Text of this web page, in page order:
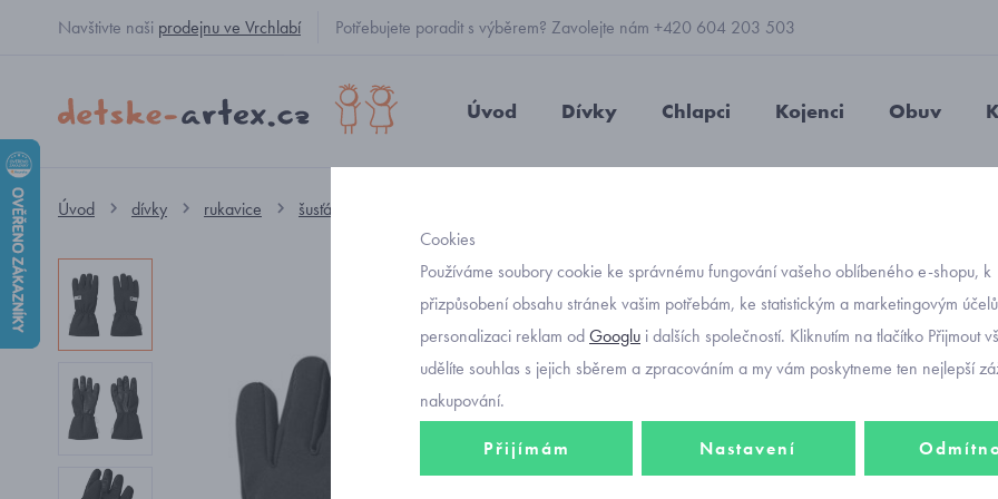
Navštivte naši prodejnu ve Vrchlabí Potřebujete poradit s výběrem? Zavolejte nám +420 604 203 503
Úvod Dívky Chlapci Kojenci Obuv
Úvod dívky rukavice šusťákové
Objednávací
892
Cookies
Používáme soubory cookie ke správnému fungování vašeho oblíbeného e-shopu, k
přizpůsobení obsahu stránek vašim potřebám, ke statistickým a marketingovým
personalizaci reklam odGooglu i dalších společností. Kliknutím na tlačítko Přijmout
udělíte souhlas s jejich sběrem a zpracováním a my vám poskytneme ten nejlepší
nakupování.
Přijímám Nastavení